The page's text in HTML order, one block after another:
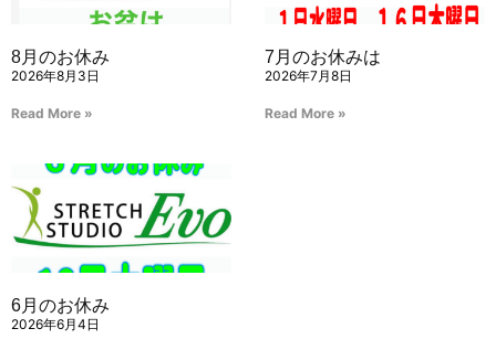
8月のお休み
2026年8月3日
Read More »
7月のお休みは
2026年7月8日
Read More »
6月のお休み
2026年6月4日